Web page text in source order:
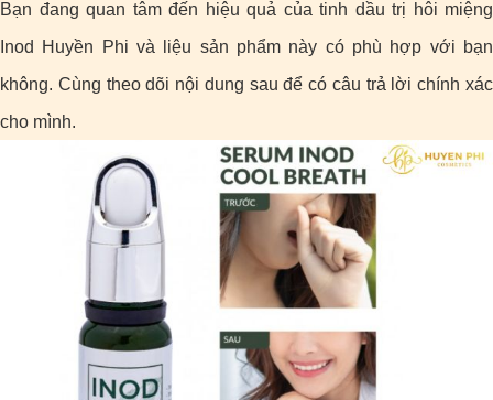
Bạn đang quan tâm đến hiệu quả của tinh dầu trị hôi miệng
Inod Huyền Phi và liệu sản phẩm này có phù hợp với bạn
không. Cùng theo dõi nội dung sau để có câu trả lời chính xác
cho mình.